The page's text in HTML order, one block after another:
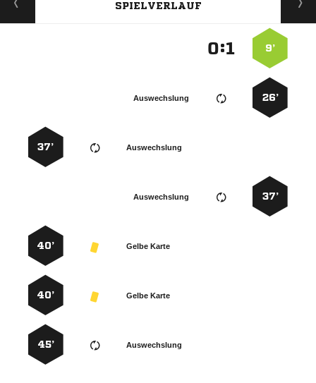
SPIELVERLAUF
9’
:
26’
Auswechslung
Auswechslung
37’
37’
Auswechslung
Gelbe Karte
40’
Gelbe Karte
40’
Auswechslung
45’